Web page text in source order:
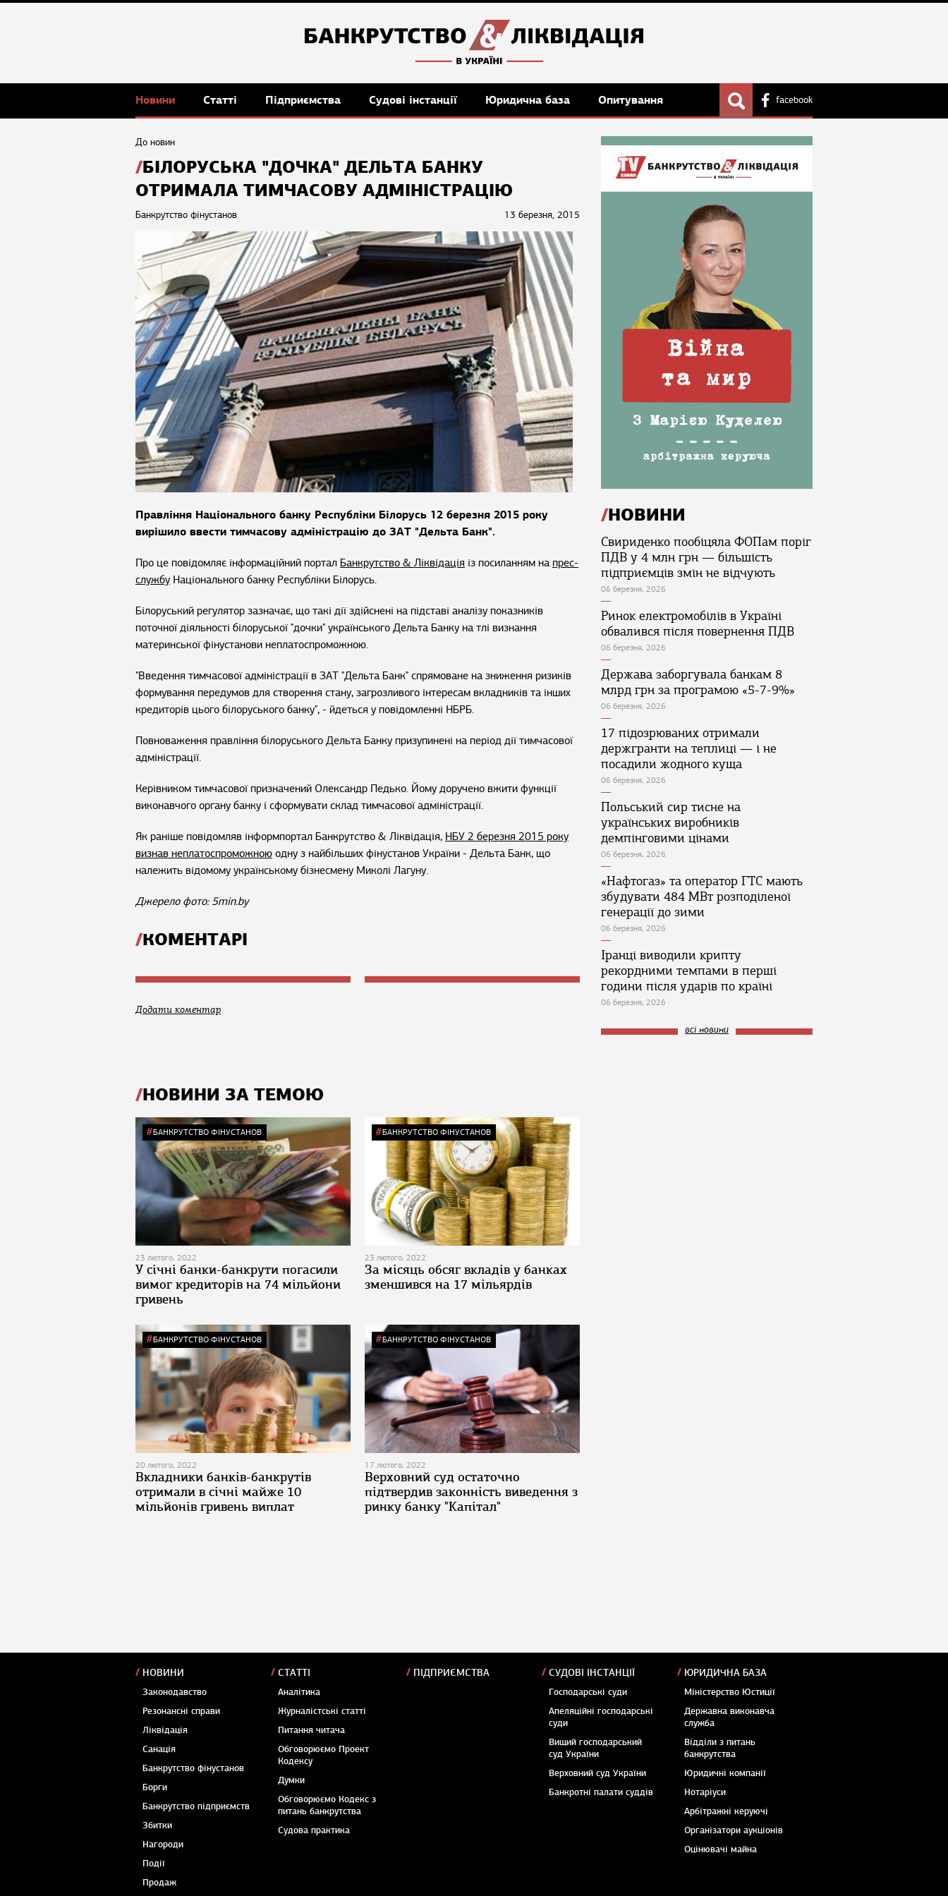
Новини Статті Підприємства Судові інстанції Юридична база Опитування facebook
До новин
БІЛОРУСЬКА "ДОЧКА" ДЕЛЬТА БАНКУ
ОТРИМАЛА ТИМЧАСОВУ АДМІНІСТРАЦІЮ
13 березня, 2015
Банкрутство фінустанов
Правління Національного банку Республіки Білорусь 12 березня 2015 року
вирішило ввести тимчасову адміністрацію до ЗАТ "Дельта Банк".
Про це повідомляє інформаційний портал Банкрутство & Ліквідація із посиланням на прес-
службу Національного банку Республіки Білорусь.
Білоруський регулятор зазначає, що такі дії здійснені на підставі аналізу показників
поточної діяльності білоруської "дочки" українського Дельта Банку на тлі визнання
материнської фінустанови неплатоспроможною.
"Введення тимчасової адміністрації в ЗАТ "Дельта Банк" спрямоване на зниження ризиків
формування передумов для створення стану, загрозливого інтересам вкладників та інших
кредиторів цього білоруського банку", - йдеться у повідомленні НБРБ.
Повноваження правління білоруського Дельта Банку призупинені на період дії тимчасової
адміністрації.
Керівником тимчасової призначений Олександр Педько. Йому доручено вжити функції
виконавчого органу банку і сформувати склад тимчасової адміністрації.
Як раніше повідомляв інформпортал Банкрутство & Ліквідація, НБУ 2 березня 2015 року
визнав неплатоспроможною одну з найбільших фінустанов України - Дельта Банк, що
належить відомому українському бізнесмену Миколі Лагуну.
Джерело фото: 5min.by
КОМЕНТАРІ
Додати коментар
НОВИНИ ЗА ТЕМОЮ
БАНКРУТСТВО ФІНУСТАНОВ
23 лютого, 2022
У січні банки-банкрути погасили
вимог кредиторів на 74 мільйони
гривень
БАНКРУТСТВО ФІНУСТАНОВ
23 лютого, 2022
За місяць обсяг вкладів у банках
зменшився на 17 мільярдів
БАНКРУТСТВО ФІНУСТАНОВ
20 лютого, 2022
Вкладники банків-банкрутів
отримали в січні майже 10
мільйонів гривень виплат
БАНКРУТСТВО ФІНУСТАНОВ
17 лютого, 2022
Верховний суд остаточно
підтвердив законність виведення з
ринку банку "Капітал"
НОВИНИ
Свириденко пообіцяла ФОПам поріг
ПДВ у 4 млн грн — більшість
підприємців змін не відчують
06 березня, 2026
Ринок електромобілів в Україні
обвалився після повернення ПДВ
06 березня, 2026
Держава заборгувала банкам 8
млрд грн за програмою «5-7-9%»
06 березня, 2026
17 підозрюваних отримали
держгранти на теплиці — і не
посадили жодного куща
06 березня, 2026
Польський сир тисне на
українських виробників
демпінговими цінами
06 березня, 2026
«Нафтогаз» та оператор ГТС мають
збудувати 484 МВт розподіленої
генерації до зими
06 березня, 2026
Іранці виводили крипту
рекордними темпами в перші
години після ударів по країні
06 березня, 2026
всі новини
НОВИНИ
Законодавство
Резонансні справи
Ліквідація
Санація
Банкрутство фінустанов
Борги
Банкрутство підприємств
Збитки
Нагороди
Події
Продаж
СТАТТІ
Аналітика
Журналістські статті
Питання читача
Обговорюємо Проект
Кодексу
Думки
Обговорюємо Кодекс з
питань банкрутства
Судова практика
ПІДПРИЄМСТВА СУДОВІ ІНСТАНЦІЇ
Господарські суди
Апеляційні господарські
суди
Вищий господарський
суд України
Верховний суд України
Банкротні палати суддів
ЮРИДИЧНА БАЗА
Міністерство Юстиції
Державна виконавча
служба
Відділи з питань
банкрутства
Юридичні компанії
Нотаріуси
Арбітражні керуючі
Організатори аукціонів
Оцінювачі майна